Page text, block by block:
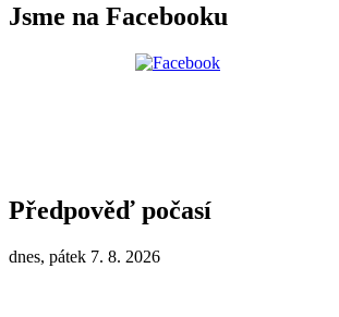
Jsme na Facebooku
Předpověď počasí
dnes, pátek 7. 8. 2026